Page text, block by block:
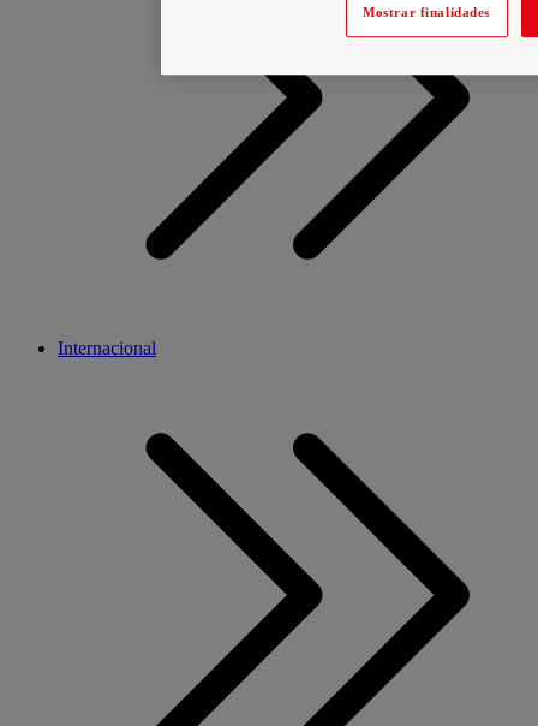
Internacional
Mostrar finalidades